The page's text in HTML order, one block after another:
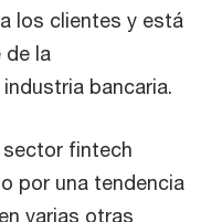
los clientes y está
de la
bancaria.
sector fintech
por una tendencia
varias otras